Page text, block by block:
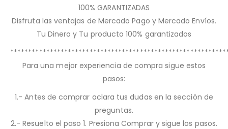
100% GARANTIZADAS
Disfruta las ventajas de Mercado Pago y Mercado Envíos.
Tu Dinero y Tu producto 100% garantizados
Para una mejor experiencia de compra sigue estos
pasos:
1.- Antes de comprar aclara tus dudas en la sección de
preguntas.
2.- Resuelto el paso 1. Presiona Comprar y sigue los pasos.